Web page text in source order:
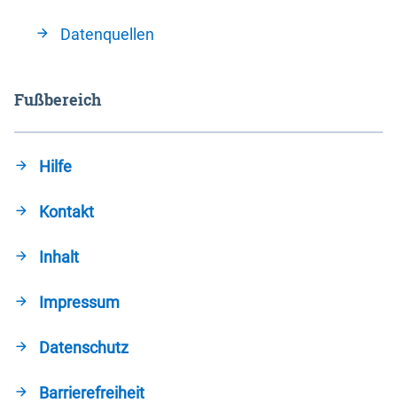
Datenquellen
Fußbereich
Hilfe
Kontakt
Inhalt
Impressum
Datenschutz
Barrierefreiheit